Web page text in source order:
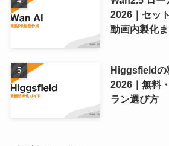
2026｜セッ
動画内製化
Higgsfieldの
2026｜無料
ラン選び方